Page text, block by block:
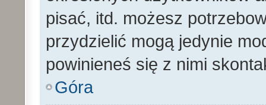
pisać, itd. możesz
przydzielić mogą jedynie
powinieneś się z nimi
Góra